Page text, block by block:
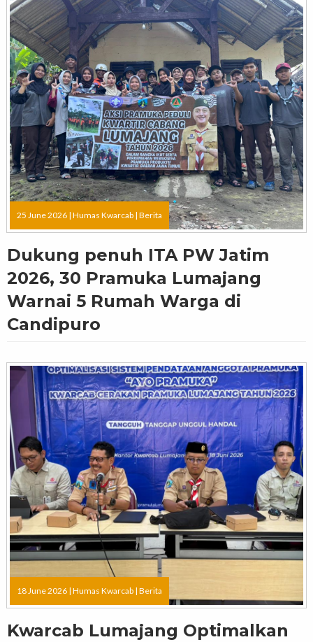
25 June 2026 | Humas Kwarcab | Berita
Dukung penuh ITA PW Jatim
2026, 30 Pramuka Lumajang
Warnai 5 Rumah Warga di
Candipuro
18 June 2026 | Humas Kwarcab | Berita
Kwarcab Lumajang Optimalkan